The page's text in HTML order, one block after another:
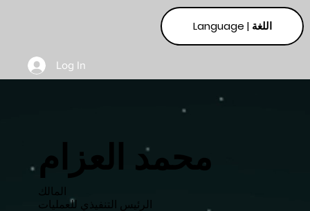
Log In
Language | اللغة
محمد العزام
المالك
الرئيس التنفيذي للعمليات